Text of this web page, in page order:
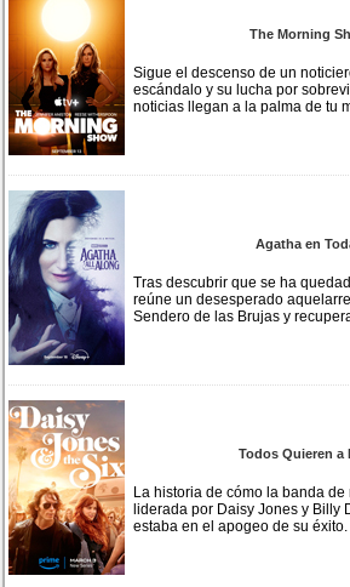
The Morning
Sigue el descenso de un
escándalo y su lucha por
noticias llegan a la palma de tu
Agatha en
Tras descubrir que se ha
reúne un desesperado
Sendero de las Brujas y
Todos Quieren a
La historia de cómo la banda de
liderada por Daisy Jones y Billy
estaba en el apogeo de su éxito.